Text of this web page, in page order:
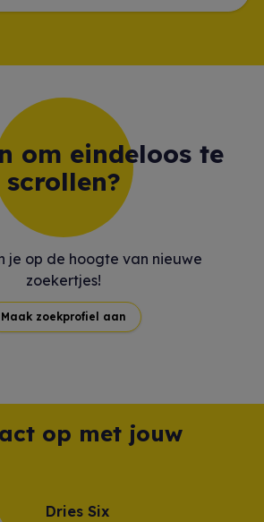
om eindeloos te
scrollen?
je op de hoogte van nieuwe
zoekertjes!
Maak zoekprofiel aan
op met jouw
Dries Six